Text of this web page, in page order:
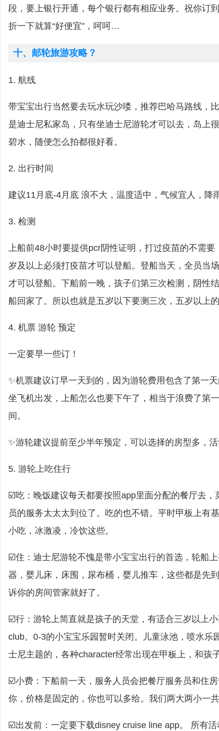
段，要上银行开通，每个银行都有相应业务。祝你订
折一下就算“好便宜”，呵呵…
十、邮轮旅游攻略？
1. 航线
带宝宝出行当然要去玩水玩沙喽，推荐巴哈马路线，
是迪士尼私家岛，只有坐迪士尼游轮才可以去，岛上
碧水，随便怎么拍都很好看。
2. 出行时间
建议11月底-4月底 浪不大，温度适中，气候宜人，降
3. 检测
上船前48小时要提供pcr阴性证明，打过疫苗的不需要
岁及以上必须打疫苗才可以登船。登船当天，全员当
才可以登船。下船前一晚，孩子们第三次检测，阴性
船回家了。所以也就是五岁以下要测三次，五岁以上
4. 机票 游轮 预定
一定要早一些订！
✨机票建议订早一天到的，因为游轮费用包含了第一
坐飞机出发，上船怎么也要下午了，相当于浪费了第
间。
✨游轮建议提前至少半年预定，可以选择的房型多，
5. 游轮上吃住行
☑️吃：晚饭建议每天都要按照app里面分配的餐厅去，
员的服务太太太到位了。吃的也不错。平时甲板上有
小吃，冰激凌，冷饮这些。
☑️住：迪士尼游轮不愧是带小宝宝出行的首选，轮船
器，婴儿床，床围，尿布桶，婴儿推车，这些都是先
诉你的房间管家就好了。
☑️行：游轮上简直就是孩子的天堂，有适合三岁以上
club。0-3的小宝宝乐园暂时关闭。儿童泳池，喷水乐
士尼主题的，各种character经常出现在甲板上，和孩
☑️小费：下船前一天，服务人员会把餐厅服务员和住
你，价格是固定的，你也可以多给。我们两大两小一
☑️出发前：一定要下载disney cruise line app。 所有